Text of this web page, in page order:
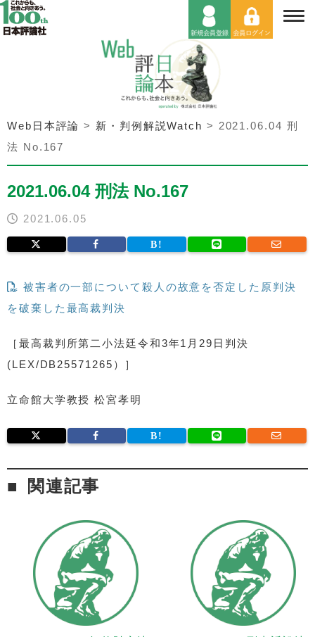
Web日本評論 > 新・判例解説Watch > 2021.06.04 刑
法 No.167
2021.06.04 刑法 No.167
2021.06.05
被害者の一部について殺人の故意を否定した原判決
を破棄した最高裁判決
［最高裁判所第二小法廷令和3年1月29日判決
(LEX/DB25571265）］
立命館大学教授 松宮孝明
関連記事